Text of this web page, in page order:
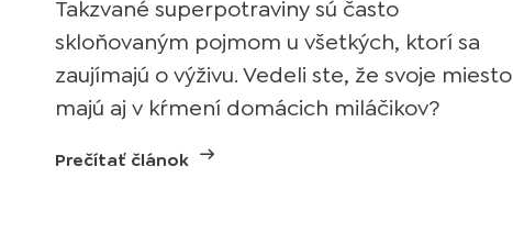
Takzvané superpotraviny sú často
skloňovaným pojmom u všetkých, ktorí sa
zaujímajú o výživu. Vedeli ste, že svoje miesto
majú aj v kŕmení domácich miláčikov?
Prečítať článok